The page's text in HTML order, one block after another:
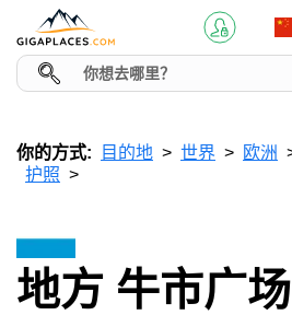
你的方式: 目的地 世界 欧洲
护照
地方 牛市广场